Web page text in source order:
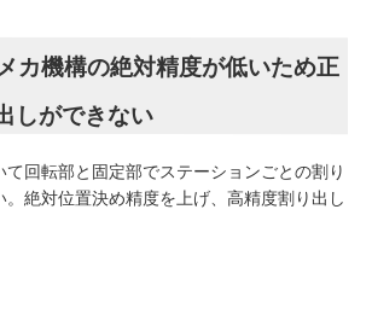
カ機構の絶対精度が低いため正
しができない
回転部と固定部でステーションごとの割り
。絶対位置決め精度を上げ、高精度割り出し